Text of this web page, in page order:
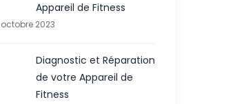
Appareil de Fitness
2023
Diagnostic et Réparation
de votre Appareil de
Fitness